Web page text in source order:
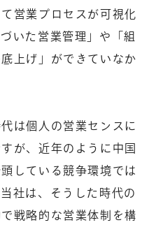
営業プロセスが可視化
いた営業管理」や「組
上げ」ができていなか
は個人の営業センスに
が、近年のように中国
している競争環境では
社は、そうした時代の
戦略的な営業体制を構